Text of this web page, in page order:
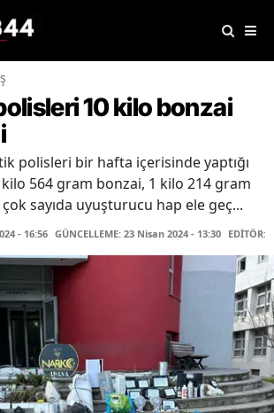
10 kilo bonzai
polisleri bir hafta içerisinde yaptığı
kilo 564 gram bonzai, 1 kilo 214 gram
sayıda uyuşturucu hap ele geç...
- 16:56 GÜNCELLEME: 23 Nisan 2024 - 13:30 EDİTÖR: